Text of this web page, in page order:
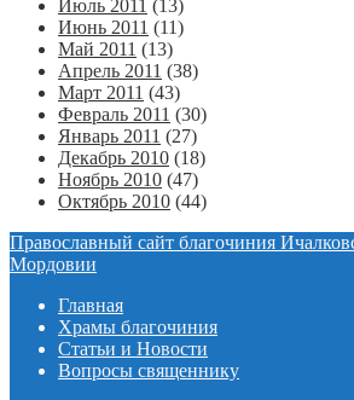
Июль 2011 (13)
Июнь 2011 (11)
Май 2011 (13)
Апрель 2011 (38)
Март 2011 (43)
Февраль 2011 (30)
Январь 2011 (27)
Декабрь 2010 (18)
Ноябрь 2010 (47)
Октябрь 2010 (44)
Православный сайт благочиния
Мордовии
Главная
Храмы благочиния
Статьи и Новости
Вопросы священнику